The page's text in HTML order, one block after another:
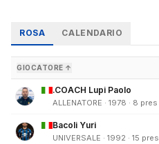
ROSA CALENDARIO
GIOCATORE ↑
.COACH Lupi Paolo
ALLENATORE · 1978 · 8 pres
Bacoli Yuri
UNIVERSALE · 1992 · 15 pres